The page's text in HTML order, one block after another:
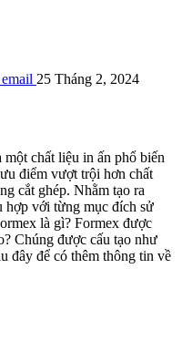
25 Tháng 2, 2024
chất liệu in ấn phổ biến
điểm vượt trội hơn chất
cắt ghép. Nhằm tạo ra
hợp với từng mục đích sử
là gì? Formex được
Chúng được cấu tạo như
đây để có thêm thông tin về